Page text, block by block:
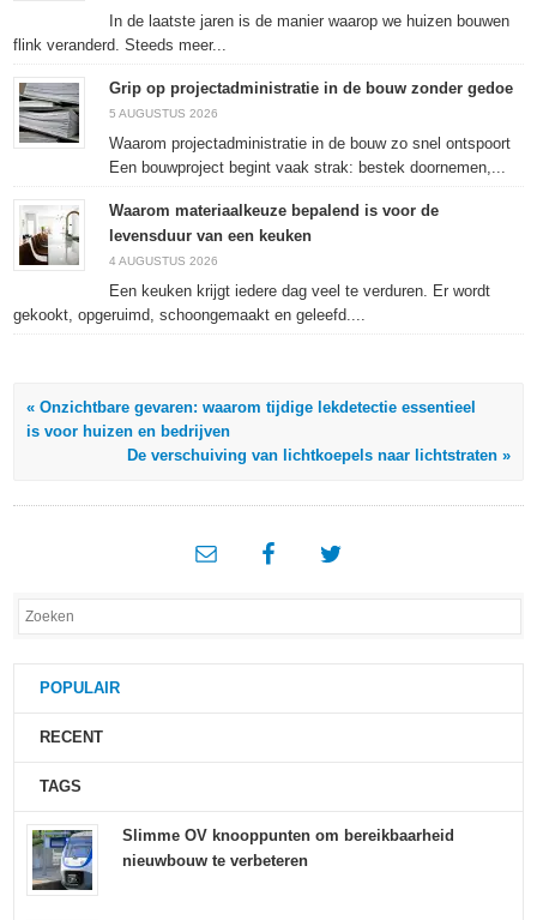
In de laatste jaren is de manier waarop we huizen bouwen
flink veranderd. Steeds meer...
Grip op projectadministratie in de bouw zonder gedoe
5 AUGUSTUS 2026
Waarom projectadministratie in de bouw zo snel ontspoort
Een bouwproject begint vaak strak: bestek doornemen,...
Waarom materiaalkeuze bepalend is voor de
levensduur van een keuken
4 AUGUSTUS 2026
Een keuken krijgt iedere dag veel te verduren. Er wordt
gekookt, opgeruimd, schoongemaakt en geleefd....
« Onzichtbare gevaren: waarom tijdige lekdetectie essentieel
is voor huizen en bedrijven
De verschuiving van lichtkoepels naar lichtstraten »
POPULAIR
RECENT
TAGS
Slimme OV knooppunten om bereikbaarheid
nieuwbouw te verbeteren